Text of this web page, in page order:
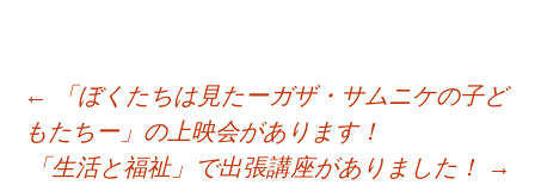
投
←
「ぼくたちは見たーガザ・サムニケの子ど
もたちー」の上映会があります！
「生活と福祉」で出張講座がありました！
→